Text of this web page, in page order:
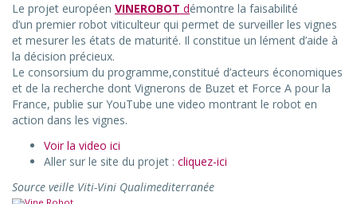
Le projet européen VINEROBOT démontre la faisabilité
d’un premier robot viticulteur qui permet de surveiller les vignes
et mesurer les états de maturité. Il constitue un lément d’aide à
la décision précieux.
Le consorsium du programme,constitué d’acteurs économiques
et de la recherche dont Vignerons de Buzet et Force A pour la
France, publie sur YouTube une video montrant le robot en
action dans les vignes.
Voir la video ici
Aller sur le site du projet : cliquez-ici
Source veille Viti-Vini Qualimediterranée